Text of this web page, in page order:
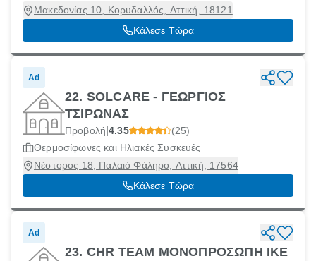
Μακεδονίας 10, Κορυδαλλός, Αττική, 18121
Κάλεσε Τώρα
Ad
22. SOLCARE - ΓΕΩΡΓΙΟΣ
ΤΣΙΡΩΝΑΣ
Προβολή 4.35
(25)
Θερμοσίφωνες και Ηλιακές Συσκευές
Νέστορος 18, Παλαιό Φάληρο, Αττική, 17564
Κάλεσε Τώρα
Ad
23. CHR TEAM ΜΟΝΟΠΡΟΣΩΠΗ ΙΚΕ